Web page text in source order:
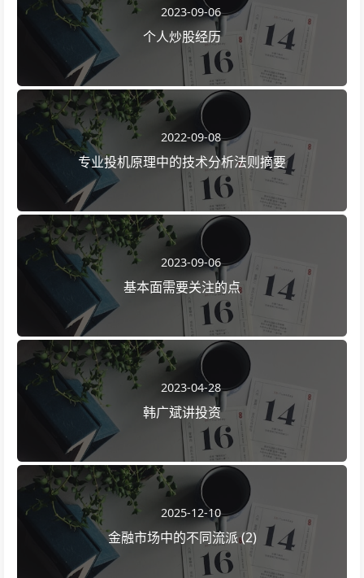
2023-09-06
个人炒股经历
2022-09-08
专业投机原理中的技术分析法则摘要
2023-09-06
基本面需要关注的点
2023-04-28
韩广斌讲投资
2025-12-10
金融市场中的不同流派 (2)